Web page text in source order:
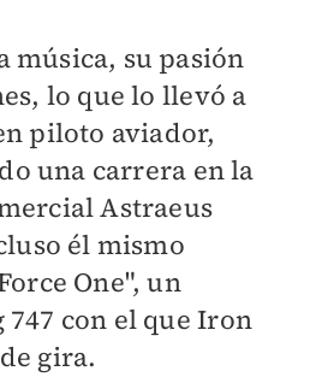
música, su pasión
lo que lo llevó a
piloto aviador,
una carrera en la
Astraeus
él mismo
One", un
747 con el que Iron
gira.